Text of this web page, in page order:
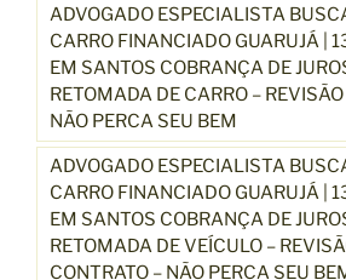
ADVOGADO ESPECIALISTA
CARRO FINANCIADO GUARUJÁ |
EM SANTOS COBRANÇA DE
RETOMADA DE CARRO –
NÃO PERCA SEU BEM
ADVOGADO ESPECIALISTA
CARRO FINANCIADO GUARUJÁ |
EM SANTOS COBRANÇA DE
RETOMADA DE VEÍCULO –
CONTRATO – NÃO PERCA SEU